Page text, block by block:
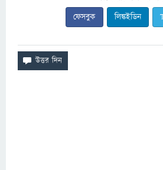
ফেসবুক লিঙ্কইডিন